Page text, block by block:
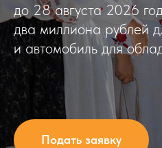
до 28 августа 2026
два миллиона рублей
и автомобиль для
Подать заявку